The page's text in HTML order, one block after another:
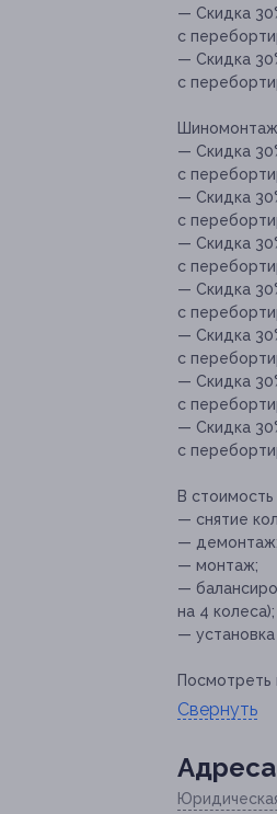
— Скидка
с
— Скидка
с
— Скидка
с
— Скидка
с
— Скидка
с
— Скидка
с
— Скидка
с
— Скидка
с
— Скидка
с
В
— снятие
— демонтаж;
— монтаж;
—
на 4 колеса);
— установка
Посмотреть
Свернуть
Адресa